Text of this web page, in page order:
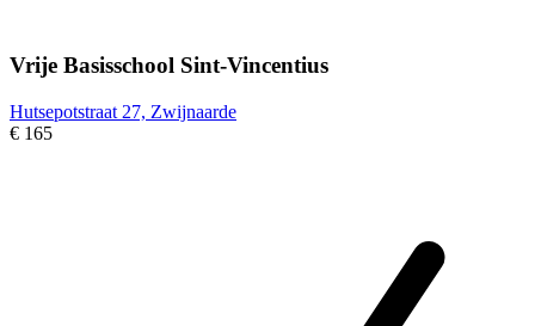
Vrije Basisschool Sint-Vincentius
Hutsepotstraat 27, Zwijnaarde
€ 165